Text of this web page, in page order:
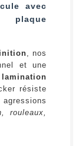
avec
plaque
, nos
et une
lamination
résiste
rouleaux,